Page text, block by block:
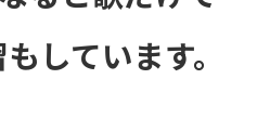
しています。